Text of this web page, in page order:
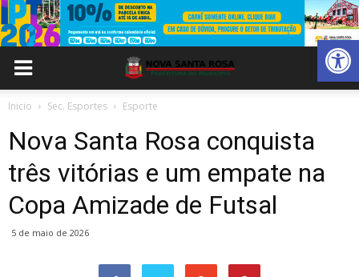
Abrir
Inicio Sec. Esportes Esporte
Nova Santa Rosa conquista
três vitórias e um empate na
Copa Amizade de Futsal
5 de maio de 2026